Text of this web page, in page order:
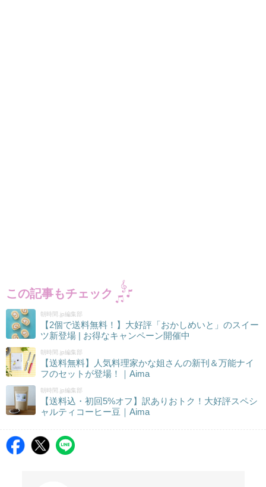
この記事もチェック
朝時間.jp編集部
【2個で送料無料！】大好評「おかしめいと」のスイー
ツ新登場 | お得なキャンペーン開催中
朝時間.jp編集部
【送料無料】人気料理家かな姐さんの新刊＆万能ナイ
フのセットが登場！｜Aima
朝時間.jp編集部
【送料込・初回5%オフ】訳ありおトク！大好評スペシ
ャルティコーヒー豆｜Aima